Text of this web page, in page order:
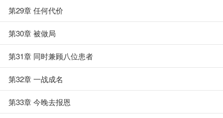
第29章 任何代价
第30章 被做局
第31章 同时兼顾八位患者
第32章 一战成名
第33章 今晚去报恩